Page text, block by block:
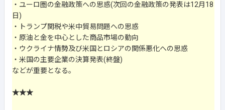
・ユーロ圏の金融政策への思惑(次回の金融政策の発表は12月18
日)
・トランプ関税や米中貿易問題への思惑
・原油と金を中心とした商品市場の動向
・ウクライナ情勢及び米国とロシアの関係悪化への思惑
・米国の主要企業の決算発表(終盤)
などが重要となる。
★★★